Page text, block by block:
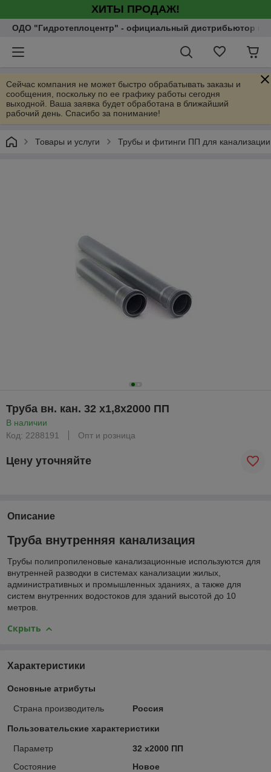
ХИТЫ ПРОДАЖ!
ОДО "Гидротеплоцентр" - официальный дистрибьютор
Сейчас компания не может быстро обрабатывать заказы и
сообщения, поскольку по ее графику работы сегодня
выходной. Ваша заявка будет обработана в ближайший
рабочий день. Спасибо за понимание!
Товары и услуги Трубы и фитинги ПП для канализации
Труба вн. кан. 32 х1,8х2000 ПП
В наличии
Код: 2288191
Опт и розница
Цену уточняйте
Описание
Труба внутренняя канализация
Трубы полипропиленовые канализационные используются для
внутренней разводки в системах канализации жилых,
административных и промышленных зданиях, а также для
систем внутренних водостоков для зданий высотой до 10
метров.
Скрыть
Характеристики
Основные атрибуты
Страна производитель Россия
Пользовательские характеристики
Параметр
32 х2000 ПП
Состояние
Новое